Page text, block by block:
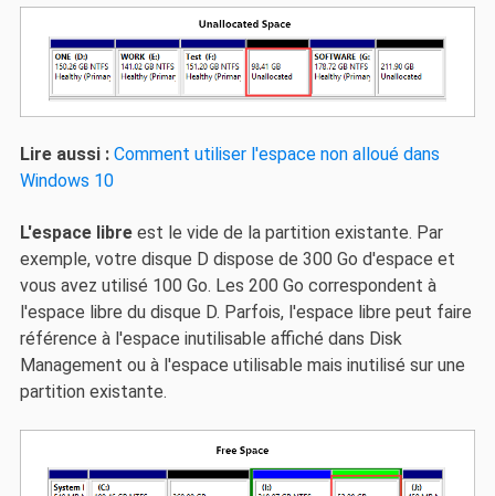
Lire aussi : Comment utiliser l'espace non alloué dans
Windows 10
L'espace libreest le vide de la partition existante. Par
exemple, votre disque D dispose de 300 Go d'espace et
vous avez utilisé 100 Go. Les 200 Go correspondent à
l'espace libre du disque D. Parfois, l'espace libre peut faire
référence à l'espace inutilisable affiché dans Disk
Management ou à l'espace utilisable mais inutilisé sur une
partition existante.